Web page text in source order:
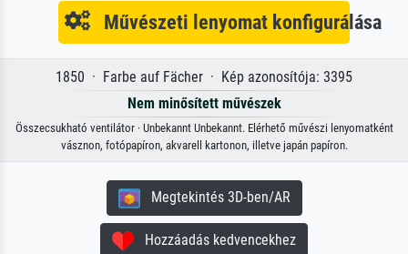
Művészeti lenyomat konfigurálása
1850 · Farbe auf Fächer · Kép azonosítója: 3395
Nem minősített művészek
Összecsukható ventilátor · Unbekannt Unbekannt. Elérhető művészi lenyomatként
vásznon, fotópapíron, akvarell kartonon, illetve japán papíron.
Megtekintés 3D-ben/AR
Hozzáadás kedvencekhez